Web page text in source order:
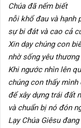
Chúa đã nếm biết
nỗi khổ đau và hạnh
sự bi đát và cao cả
Xin dạy chúng con
nhờ sống yêu
Khi ngước nhìn lên
chúng con thấy
để xây dựng trái đất
và chuẩn bị nó đón
Lạy Chúa Giêsu